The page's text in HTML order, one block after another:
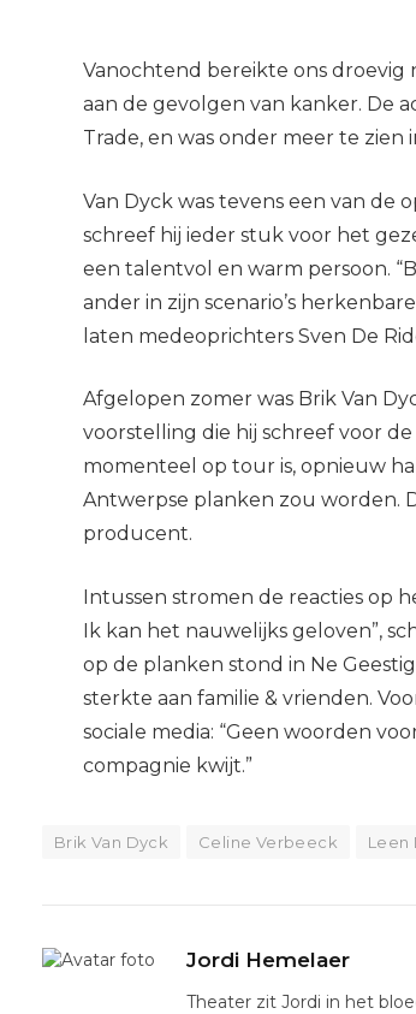
Vanochtend bereikte ons droevig
aan de gevolgen van kanker. De
Trade, en was onder meer te zien
Van Dyck was tevens een van de
schreef hij ieder stuk voor het
een talentvol en warm persoon.
ander in zijn scenario’s
laten medeoprichters Sven De
Afgelopen zomer was Brik Van
voorstelling die hij schreef voor
momenteel op tour is, opnieuw
Antwerpse planken zou worden.
producent.
Intussen stromen de reacties op
Ik kan het nauwelijks geloven”,
op de planken stond in Ne
sterkte aan familie & vrienden.
sociale media: “Geen woorden
compagnie kwijt.”
Brik Van Dyck Celine Verbeeck Leen
Jordi Hemelaer
Theater zit Jordi in het